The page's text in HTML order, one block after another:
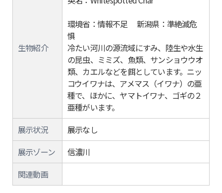
惧
冷たい河川の源流域にすみ、陸生や水生
の昆虫、ミミズ、魚類、サンショウウオ
類、カエルなどを餌としています。ニッ
コウイワナは、アメマス（イワナ）の亜
種で、ほかに、ヤマトイワナ、ゴギの２
亜種がいます。
展示状況
展示なし
展示ゾーン
信濃川
関連動画